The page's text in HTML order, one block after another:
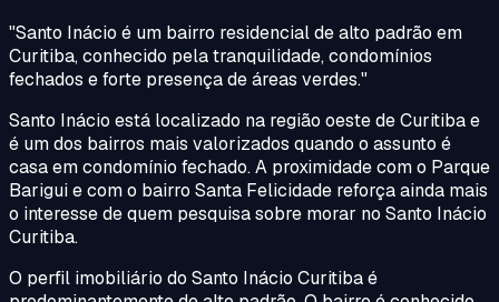
"Santo Inácio é um bairro residencial de alto padrão em
Curitiba, conhecido pela tranquilidade, condomínios
fechados e forte presença de áreas verdes."
Santo Inácio está localizado na região oeste de Curitiba e
é um dos bairros mais valorizados quando o assunto é
casa em condomínio fechado. A proximidade com o Parque
Barigui e com o bairro Santa Felicidade reforça ainda mais
o interesse de quem pesquisa sobre morar no Santo Inácio
Curitiba.
O perfil imobiliário do Santo Inácio Curitiba é